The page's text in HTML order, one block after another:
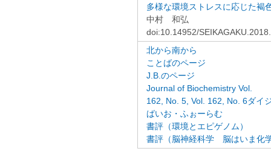
多様な環境ストレスに応じた褐
中村 和弘
doi:10.14952/
北から南から
ことばのページ
J.B.のページ
Journal of Biochemistry Vol.
162, No. 5, Vol. 162, No. 6ダイ
ばいお・ふぉーらむ
書評（環境とエピゲノム）
書評（脳神経科学 脳はいま化